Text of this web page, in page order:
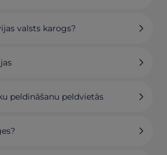
valsts karogs?
peldināšanu peldvietās